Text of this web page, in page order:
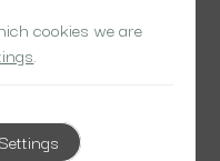
Pamplona
en la producción
cookies we are